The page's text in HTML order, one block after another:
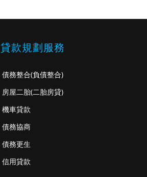
貸款規劃服務
債務整合(負債整合)
房屋二胎(二胎房貸)
機車貸款
債務協商
債務更生
信用貸款